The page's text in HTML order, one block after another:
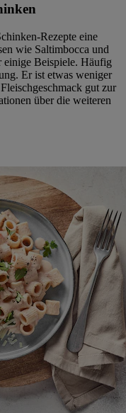
Rezepte eine
wie Saltimbocca und
einige Beispiele. Häufig
Er ist etwas weniger
gut zur
über die weiteren